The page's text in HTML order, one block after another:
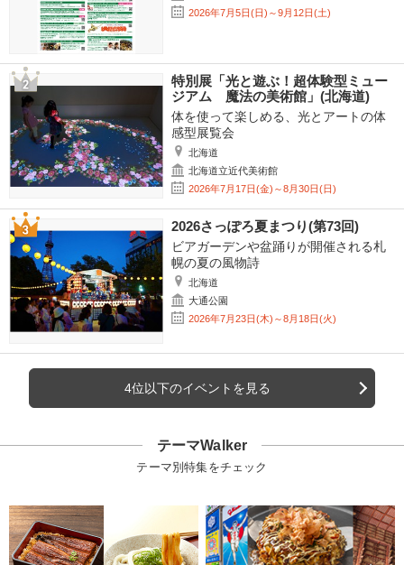
2026年7月5日(日)～9月12日(土)
特別展「光と遊ぶ！超体験型ミュー
ジアム 魔法の美術館」(北海道)
体を使って楽しめる、光とアートの体
感型展覧会
北海道
北海道立近代美術館
2026年7月17日(金)～8月30日(日)
2026さっぽろ夏まつり(第73回)
ビアガーデンや盆踊りが開催される札
幌の夏の風物詩
北海道
大通公園
2026年7月23日(木)～8月18日(火)
4位以下のイベントを見る
テーマWalker
テーマ別特集をチェック